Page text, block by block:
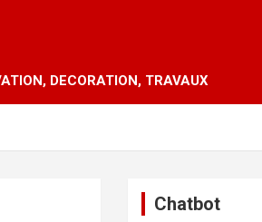
DECORATION, TRAVAUX
Chatbot